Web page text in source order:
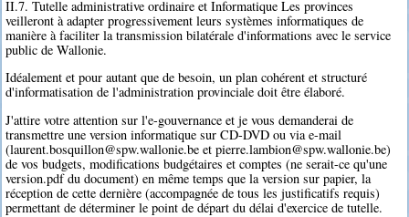
II.7. Tutelle administrative ordinaire et Informatique Les provinces
veilleront à adapter progressivement leurs systèmes informatiques de
manière à faciliter la transmission bilatérale d'informations avec le service
public de Wallonie.
Idéalement et pour autant que de besoin, un plan cohérent et structuré
d'informatisation de l'administration provinciale doit être élaboré.
J'attire votre attention sur l'e-gouvernance et je vous demanderai de
transmettre une version informatique sur CD-DVD ou via e-mail
(laurent.bosquillon@spw.wallonie.be et pierre.lambion@spw.wallonie.be)
de vos budgets, modifications budgétaires et comptes (ne serait-ce qu'une
version.pdf du document) en même temps que la version sur papier, la
réception de cette dernière (accompagnée de tous les justificatifs requis)
permettant de déterminer le point de départ du délai d'exercice de tutelle.